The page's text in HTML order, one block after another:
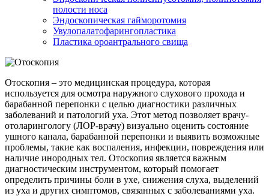
полости носа
Эндоскопическая гайморотомия
Увулопалатофарингопластика
Пластика ороантрального свища
Отоскопия – это медицинская процедура, которая
используется для осмотра наружного слухового прохода и
барабанной перепонки с целью диагностики различных
заболеваний и патологий уха. Этот метод позволяет врачу-
отоларингологу (ЛОР-врачу) визуально оценить состояние
ушного канала, барабанной перепонки и выявить возможные
проблемы, такие как воспаления, инфекции, повреждения или
наличие инородных тел. Отоскопия является важным
диагностическим инструментом, который помогает
определить причины боли в ухе, снижения слуха, выделений
из уха и других симптомов, связанных с заболеваниями уха.